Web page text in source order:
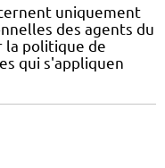
uniquement
des agents du
la politique de
qui s'appliquen